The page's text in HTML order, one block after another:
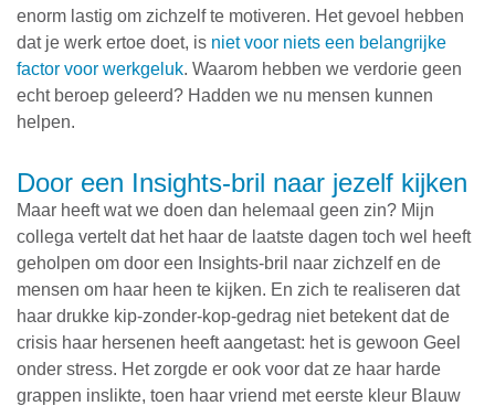
enorm lastig om zichzelf te motiveren. Het gevoel hebben
dat je werk ertoe doet, is niet voor niets een belangrijke
factor voor werkgeluk. Waarom hebben we verdorie geen
echt beroep geleerd? Hadden we nu mensen kunnen
helpen.
Door een Insights-bril naar jezelf kijken
Maar heeft wat we doen dan helemaal geen zin? Mijn
collega vertelt dat het haar de laatste dagen toch wel heeft
geholpen om door een Insights-bril naar zichzelf en de
mensen om haar heen te kijken. En zich te realiseren dat
haar drukke kip-zonder-kop-gedrag niet betekent dat de
crisis haar hersenen heeft aangetast: het is gewoon Geel
onder stress. Het zorgde er ook voor dat ze haar harde
grappen inslikte, toen haar vriend met eerste kleur Blauw